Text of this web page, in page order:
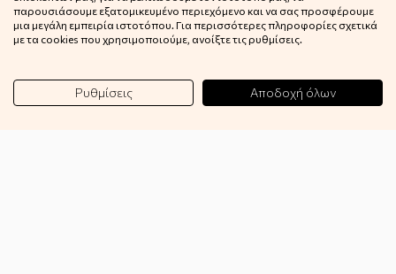
GDPR
Blog
Wishlist
παρουσιάσουμε εξατομικευμένο περιεχόμενο και να σας προσφέρουμε
μια μεγάλη εμπειρία ιστοτόπου. Για περισσότερες πληροφορίες σχετικά
με τα cookies που χρησιμοποιούμε, ανοίξτε τις ρυθμίσεις.
Ρυθμίσεις Αποδοχή όλων